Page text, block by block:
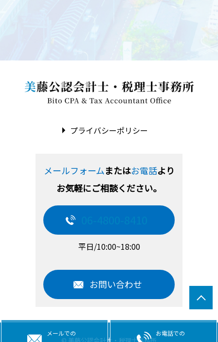
メールでの
お電話での
プライバシーポリシー
メールフォームまたはお電話より
お気軽にご相談ください。
平日/10:00~18:00
お問い合わせ